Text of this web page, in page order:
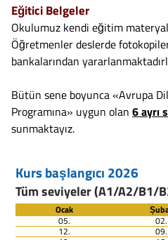
Eğitici Belgeler
Okulumuz kendi eğitim
Öğretmenler deslerde
bankalarından
Bütün sene boyunca «Avrupa
Programına» uygun olan 6 ayrı
sunmaktayız.
Kurs başlangıcı 2026
Tüm seviyeler (A1/A2/B1/
Ocak
05.
02.
12. 09.